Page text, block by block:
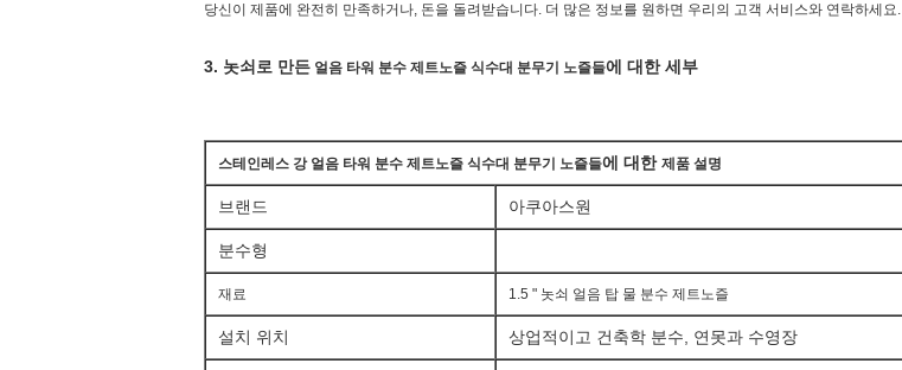
당신이 제품에 완전히 만족하거나, 돈을 돌려받습니다. 더 많은 정보를 원하면 우리의 고객 서비스와 연락하세요.
3. 놋쇠로 만든 얼음 타워 분수 제트노즐 식수대 분무기 노즐들에 대한 세부
스테인레스 강 얼음 타워 분수 제트노즐 식수대 분무기 노즐들에 대한 제품 설명
브랜드 아쿠아스원
분수형
재료 1.5 " 놋쇠 얼음 탑 물 분수 제트노즐
설치 위치 상업적이고 건축학 분수, 연못과 수영장